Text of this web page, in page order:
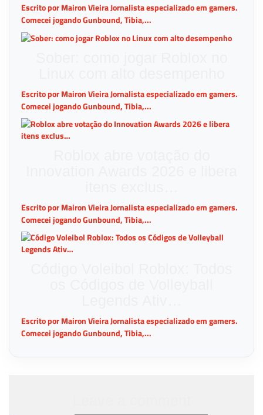
Escrito por Mairon Vieira Jornalista especializado em gamers.
Comecei jogando Gunbound, Tibia,...
Escrito por Mairon Vieira Jornalista especializado em gamers.
Comecei jogando Gunbound, Tibia,...
Escrito por Mairon Vieira Jornalista especializado em gamers.
Comecei jogando Gunbound, Tibia,...
Escrito por Mairon Vieira Jornalista especializado em gamers.
Comecei jogando Gunbound, Tibia,...